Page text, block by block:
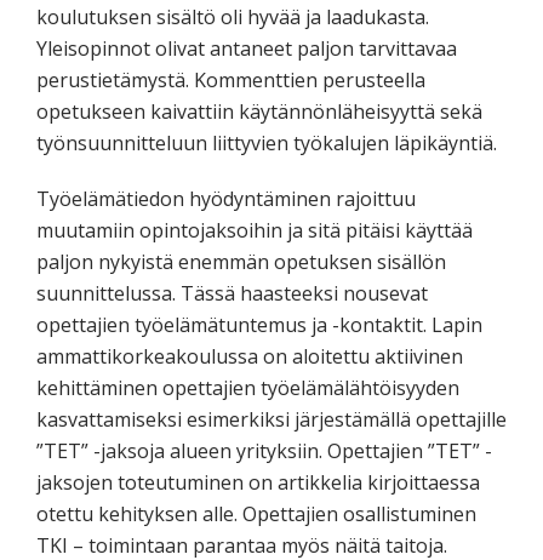
koulutuksen sisältö oli hyvää ja laadukasta.
Yleisopinnot olivat antaneet paljon tarvittavaa
perustietämystä. Kommenttien perusteella
opetukseen kaivattiin käytännönläheisyyttä sekä
työnsuunnitteluun liittyvien työkalujen läpikäyntiä.
Työelämätiedon hyödyntäminen rajoittuu
muutamiin opintojaksoihin ja sitä pitäisi käyttää
paljon nykyistä enemmän opetuksen sisällön
suunnittelussa. Tässä haasteeksi nousevat
opettajien työelämätuntemus ja -kontaktit. Lapin
ammattikorkeakoulussa on aloitettu aktiivinen
kehittäminen opettajien työelämälähtöisyyden
kasvattamiseksi esimerkiksi järjestämällä opettajille
”TET” -jaksoja alueen yrityksiin. Opettajien ”TET” -
jaksojen toteutuminen on artikkelia kirjoittaessa
otettu kehityksen alle. Opettajien osallistuminen
TKI – toimintaan parantaa myös näitä taitoja.